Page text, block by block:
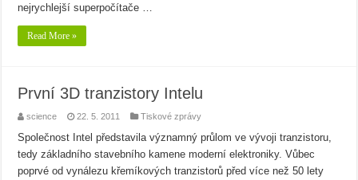
nejrychlejší superpočítače …
Read More »
První 3D tranzistory Intelu
science 22. 5. 2011 Tiskové zprávy
Společnost Intel představila významný průlom ve vývoji tranzistoru,
tedy základního stavebního kamene moderní elektroniky. Vůbec
poprvé od vynálezu křemíkových tranzistorů před více než 50 lety